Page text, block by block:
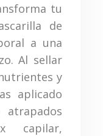
tu
de
a una
Al sellar
y
aplicado
atrapados
capilar,